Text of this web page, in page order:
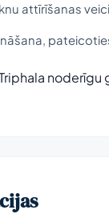
attīrīšanas